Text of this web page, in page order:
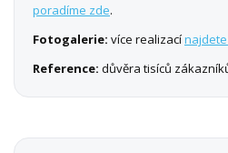
poradíme zde.
Fotogalerie: více realizací
Reference: důvěra tisíců